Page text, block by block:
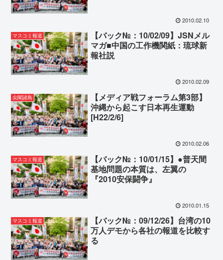
2010.02.10
マスコミ報道
【バック№：10/02/09】JSNメル
マガ■中国の工作機関紙：琉球新
報社説
2010.02.09
尖閣諸島
【メディア戦フォーラム第3部】
沖縄から起こす日本再生運動
[H22/2/6]
2010.02.06
マスコミ報道
【バック№：10/01/15】●普天間
基地問題の本質は、左翼の
『2010安保闘争』
2010.01.15
マスコミ報道
【バック№：09/12/26】台湾の10
万人デモから各社の報道を比較す
る